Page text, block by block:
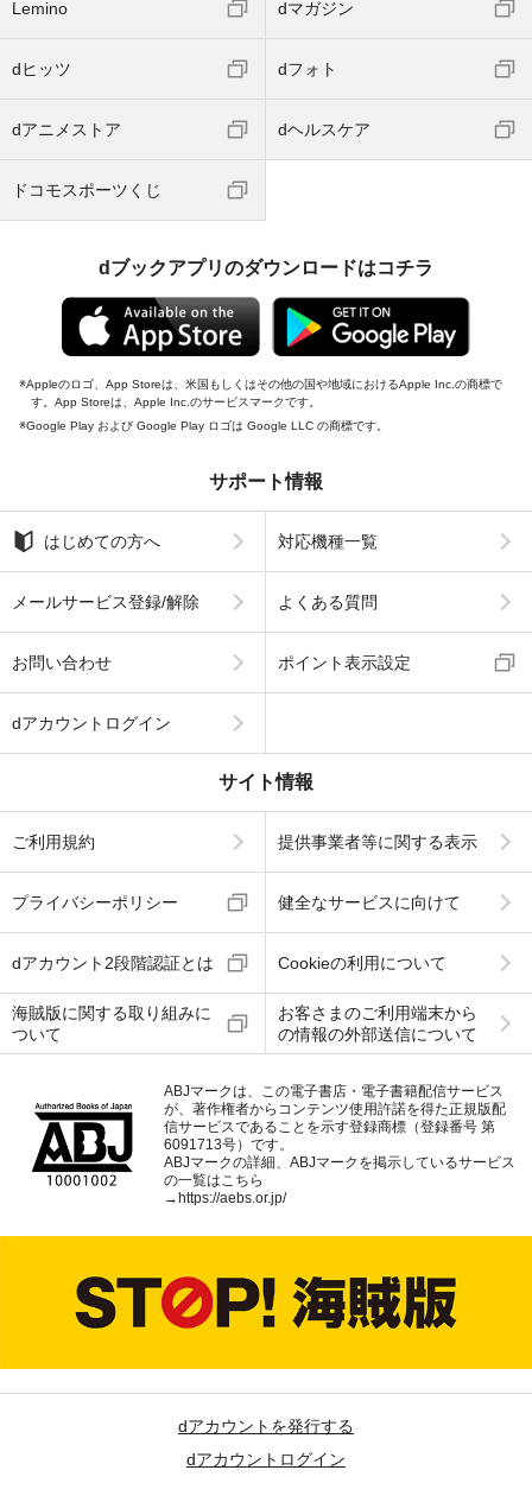
Lemino dマガジン
dヒッツ dフォト
dアニメストア dヘルスケア
ドコモスポーツくじ
dブックアプリのダウンロードはコチラ
Appleのロゴ、App Storeは、米国もしくはその他の国や地域におけるApple Inc.の商標で
す。App Storeは、Apple Inc.のサービスマークです。
Google Play および Google Play ロゴは Google LLC の商標です。
サポート情報
はじめての方へ 対応機種一覧
メールサービス登録/解除 よくある質問
お問い合わせ ポイント表示設定
dアカウントログイン
サイト情報
ご利用規約 提供事業者等に関する表示
プライバシーポリシー 健全なサービスに向けて
dアカウント2段階認証とは Cookieの利用について
海賊版に関する取り組みに
ついて
お客さまのご利用端末から
の情報の外部送信について
ABJマークは、この電子書店・電子書籍配信サービス
が、著作権者からコンテンツ使用許諾を得た正規版配
信サービスであることを示す登録商標（登録番号 第
6091713号）です。
ABJマークの詳細、ABJマークを掲示しているサービス
の一覧はこちら
→https://aebs.or.jp/
dアカウントを発行する
dアカウントログイン